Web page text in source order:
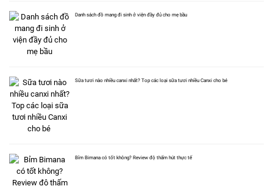
Danh sách đồ mang đi sinh ở viện đầy đủ cho mẹ bầu
Sữa tươi nào nhiều canxi nhất? Top các loại sữa tươi nhiều Canxi cho bé
Bỉm Bimana có tốt không? Review độ thấm hút thực tế